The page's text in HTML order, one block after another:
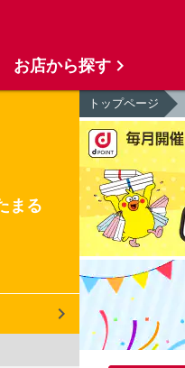
まる
トップページ
お店から探す